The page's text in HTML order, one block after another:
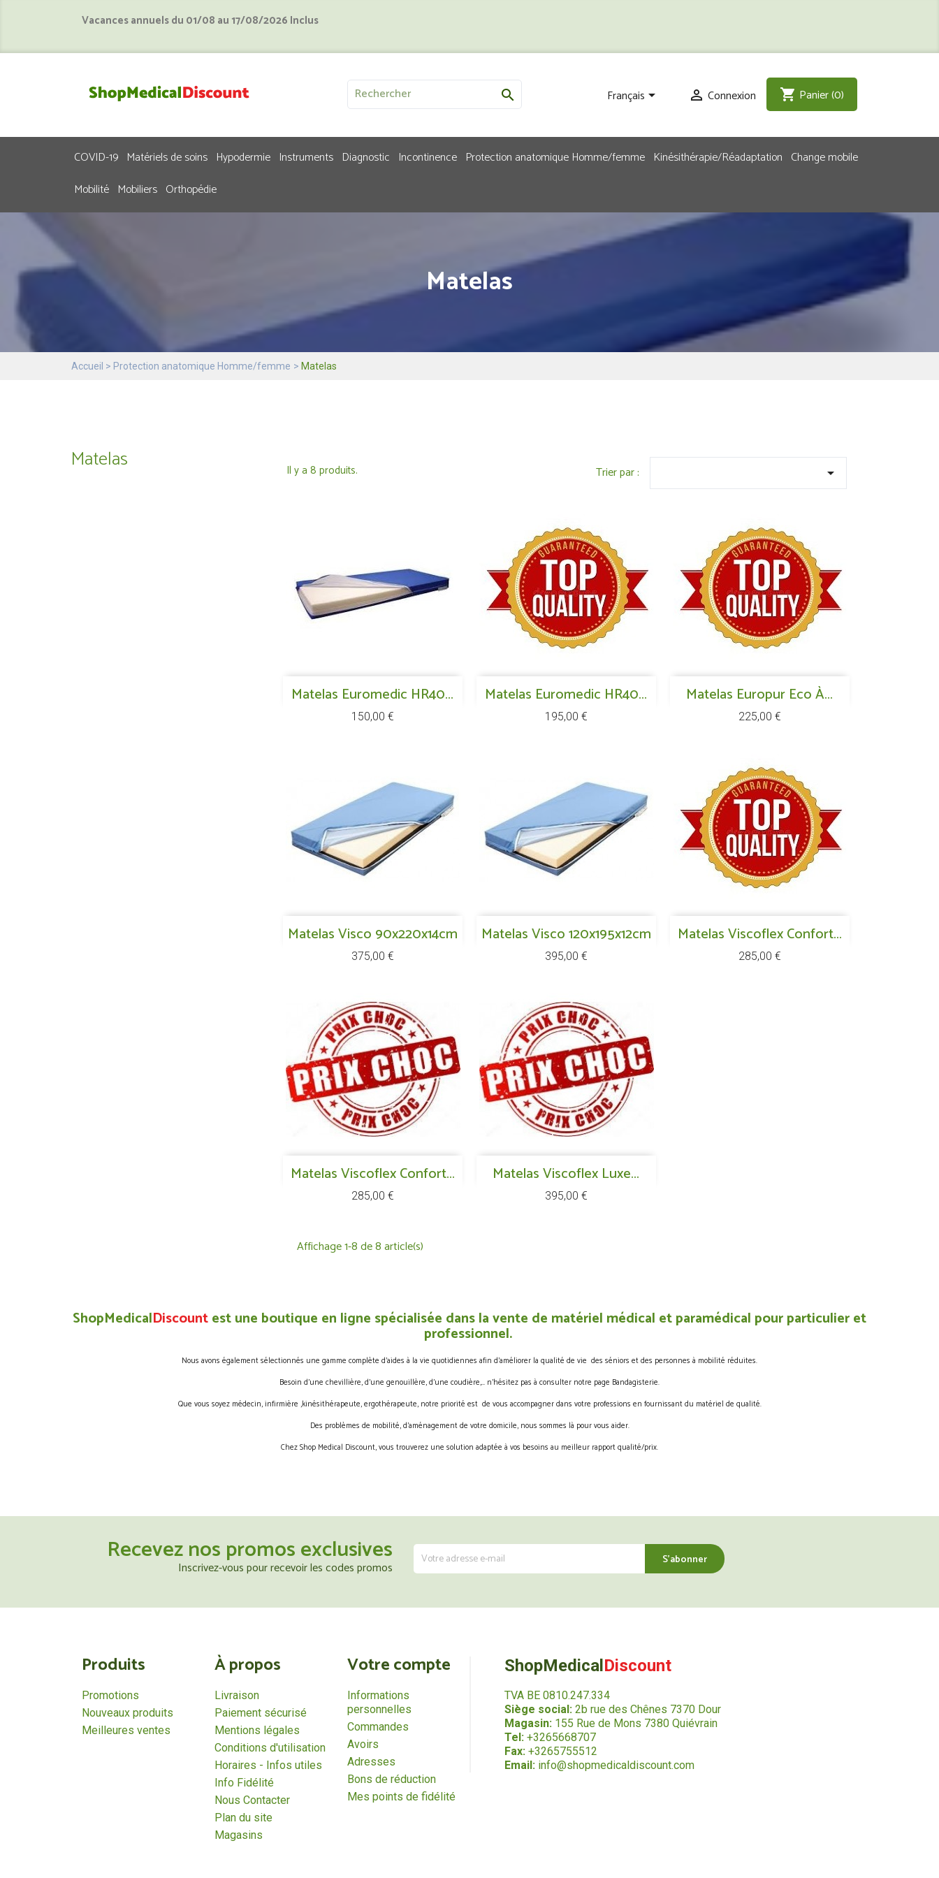
Vacances annuels du 01/08 au 17/08/2026 Inclus
 Français  Connexion shopping_cart Panier(0)
COVID-19 Matériels de soins Hypodermie Instruments Diagnostic Incontinence Protection anatomique Homme/femme Kinésithérapie/Réadaptation Change mobile
Mobilité Mobiliers Orthopédie
Matelas
Accueil Protection anatomique Homme/femme Matelas
Matelas Il y a 8 produits. Trier par : 
Matelas Euromedic HR40...
Prix
150,00 €
Aperçu rapide Matelas Euromedic HR40...
Prix
195,00 €
Aperçu rapide Matelas Europur Eco À...
Prix
225,00 €
 Aperçu rapide
Matelas Visco 90x220x14cm
Prix
375,00 €
Aperçu rapide Matelas Visco 120x195x12cm
Prix
395,00 €
Aperçu rapide Matelas Viscoflex Confort...
Prix
285,00 €
Aperçu rapide
Matelas Viscoflex Confort...
Prix
285,00 €
Aperçu rapide Matelas Viscoflex Luxe...
Prix
395,00 €
 Aperçu rapide
Affichage 1-8 de 8 article(s)
ShopMedicalDiscountest une boutique en ligne spécialisée dans la vente de matériel médical et paramédical pour particulier et
professionnel.
Nous avons également sélectionnés une gamme complète d’aides à la vie quotidiennes afin d’améliorer la qualité de vie des séniors et des personnes à mobilité réduites.
Besoin d’une chevillière, d’une genouillère, d’une coudière,… n’hésitez pas à consulter notre page Bandagisterie.
Que vous soyez médecin, infirmière ,kinésithérapeute, ergothérapeute, notre priorité est de vous accompagner dans votre professions en fournissant du matériel de qualité.
Des problèmes de mobilité, d’aménagement de votre domicile, nous sommes là pour vous aider.
Chez Shop Medical Discount, vous trouverez une solution adaptée à vos besoins au meilleur rapport qualité/prix.
Recevez nos promos exclusives
Inscrivez-vous pour recevoir les codes promos
Produits
Promotions
Nouveaux produits
Meilleures ventes
À propos
Livraison
Paiement sécurisé
Mentions légales
Conditions d'utilisation
Horaires - Infos utiles
Info Fidélité
Nous Contacter
Plan du site
Magasins
Votre compte
Informations
personnelles
Commandes
Avoirs
Adresses
Bons de réduction
Mes points de fidélité
ShopMedical Discount
TVA BE 0810.247.334
Siège social:2b rue des Chênes 7370 Dour
Magasin:155 Rue de Mons 7380 Quiévrain
Tel: +3265668707
Fax: +3265755512
Email: info@shopmedicaldiscount.com